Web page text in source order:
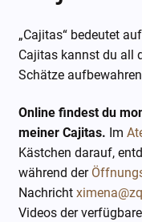
„Cajitas“ bedeutet
Cajitas kannst du all
Schätze
Online findest du
meiner Cajitas. Im
Kästchen darauf,
während der
Nachricht
Videos der